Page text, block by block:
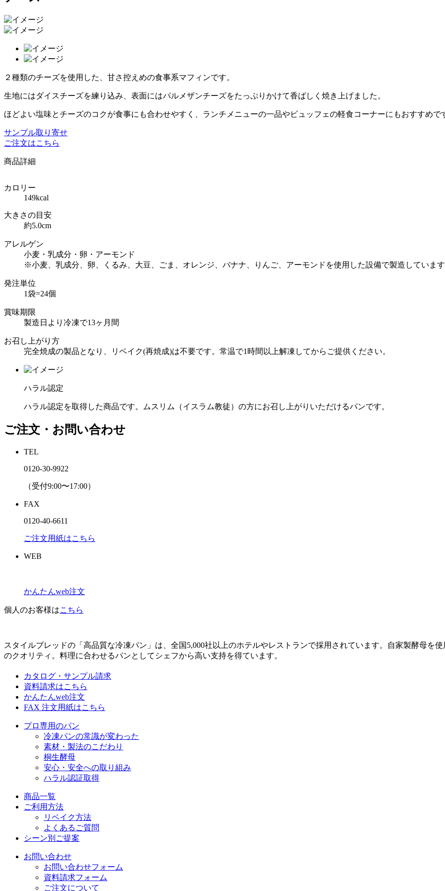
２種類のチーズを使用した、甘さ控えめの食事系マフィンです。
生地にはダイスチーズを練り込み、表面にはパルメザンチーズをたっぷりかけて香ばしく焼き上げました。
ほどよい塩味とチーズのコクが食事にも合わせやすく、ランチメニューの一品やビュッフェの軽食コーナーにもおすすめで
サンプル取り寄せ
ご注文はこちら
商品詳細
カロリー
149kcal
大きさの目安
約5.0cm
アレルゲン
小麦・乳成分・卵・アーモンド
※小麦、乳成分、卵、くるみ、大豆、ごま、オレンジ、バナナ、りんご、アーモンドを使用した設備で製造しています
発注単位
1袋=24個
賞味期限
製造日より冷凍で13ヶ月間
お召し上がり方
完全焼成の製品となり、リベイク(再焼成)は不要です。常温で1時間以上解凍してからご提供ください。
ハラル認定
ハラル認定を取得した商品です。ムスリム（イスラム教徒）の方にお召し上がりいただけるパンです。
ご注文・お問い合わせ
TEL
0120-30-9922
（受付9:00〜17:00）
FAX
0120-40-6611
ご注文用紙はこちら
WEB
かんたんweb注文
個人のお客様はこちら
スタイルブレッドの「高品質な冷凍パン」は、全国5,000社以上のホテルやレストランで採用されています。自家製酵母を
のクオリティ。料理に合わせるパンとしてシェフから高い支持を得ています。
カタログ・サンプル請求
資料請求はこちら
かんたんweb注文
FAX 注文用紙はこちら
プロ専用のパン
冷凍パンの常識が変わった
素材・製法のこだわり
桐生酵母
安心・安全への取り組み
ハラル認証取得
商品一覧
ご利用方法
リベイク方法
よくあるご質問
シーン別ご提案
お問い合わせ
お問い合わせフォーム
資料請求フォーム
ご注文について